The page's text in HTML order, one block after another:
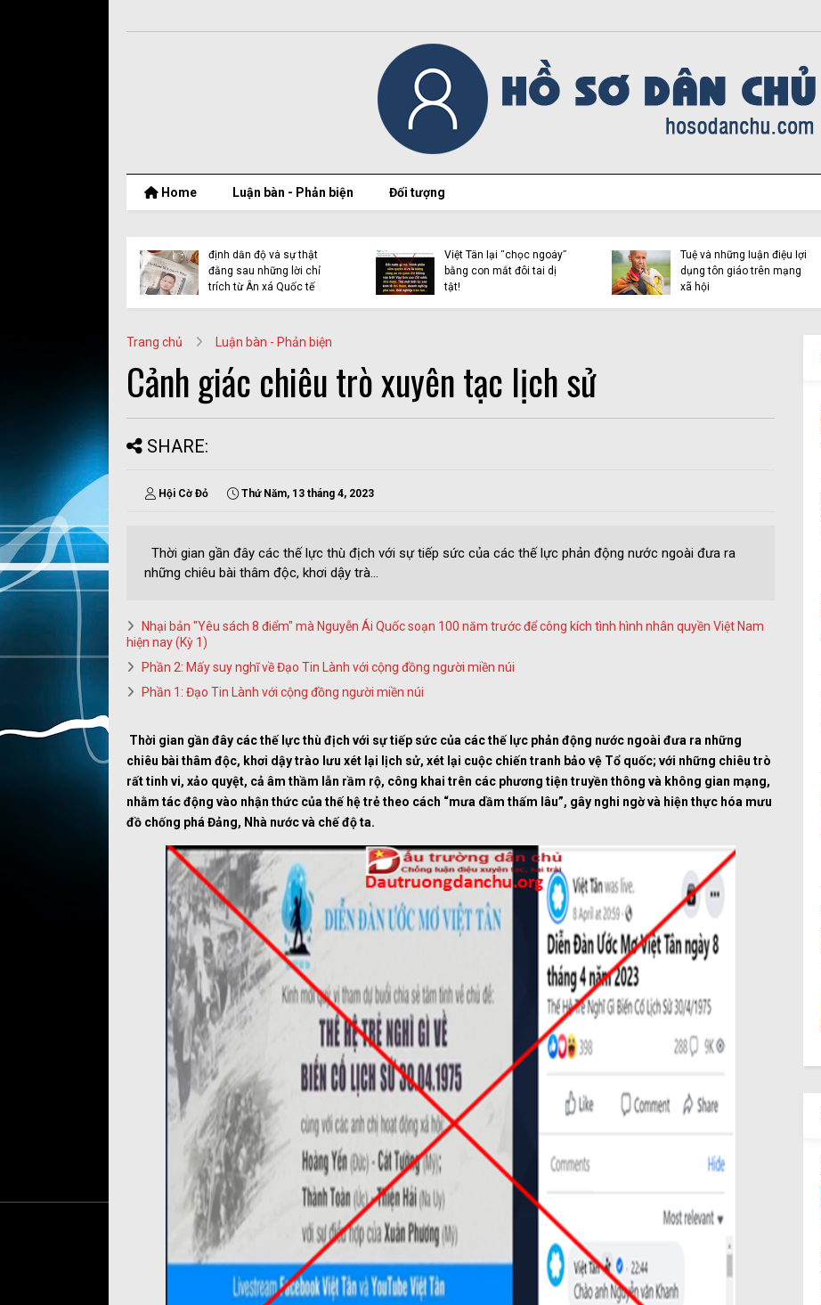
Home Luận bàn - Phản biện Đối tượng
Ân xá quốc tế và vụ dẫn
độ Y Quynh Bdap: Khi
nhân quyền bị lợi dụng
Việt Tân lại xuyên tạc về
cầu phao Phong Châu
Vàng Chỉnh Mình và cái
gọi là “Liên minh người
Mông vì công lý” (Kỳ 2)
Trang chủ Luận bàn - Phản biện
Cảnh giác chiêu trò xuyên tạc lịch sử
SHARE:
Hội Cờ Đỏ Thứ Năm, 13 tháng 4, 2023
Thời gian gần đây các thế lực thù địch với sự tiếp sức của các thế lực phản động nước ngoài đưa ra
những chiêu bài thâm độc, khơi dậy trà...
Nhại bản "Yêu sách 8 điểm" mà Nguyễn Ái Quốc soạn 100 năm trước để công kích tình hình nhân quyền Việt Nam
hiện nay (Kỳ 1)
Phần 2: Mấy suy nghĩ về Đạo Tin Lành với cộng đồng người miền núi
Phần 1: Đạo Tin Lành với cộng đồng người miền núi
Thời gian gần đây các thế lực thù địch với sự tiếp sức của các thế lực phản động nước ngoài đưa ra những
chiêu bài thâm độc, khơi dậy trào lưu xét lại lịch sử, xét lại cuộc chiến tranh bảo vệ Tổ quốc; với những chiêu trò
rất tinh vi, xảo quyệt, cả âm thầm lẫn rầm rộ, công khai trên các phương tiện truyền thông và không gian mạng,
nhằm tác động vào nhận thức của thế hệ trẻ theo cách “mưa dầm thấm lâu”, gây nghi ngờ và hiện thực hóa mưu
đồ chống phá Đảng, Nhà nước và chế độ ta.